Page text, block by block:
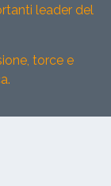
leader del
torce e